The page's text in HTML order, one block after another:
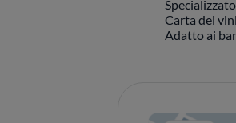
Carta dei vini
Adatto ai